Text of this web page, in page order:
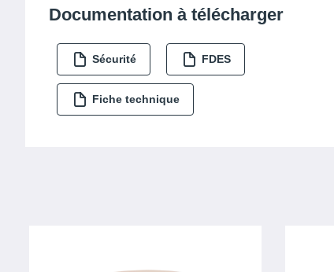
Documentation à télécharger
Sécurité FDES
Fiche technique